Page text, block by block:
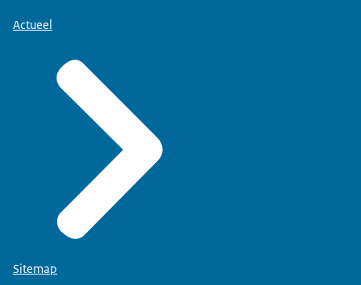
Actueel
Sitemap